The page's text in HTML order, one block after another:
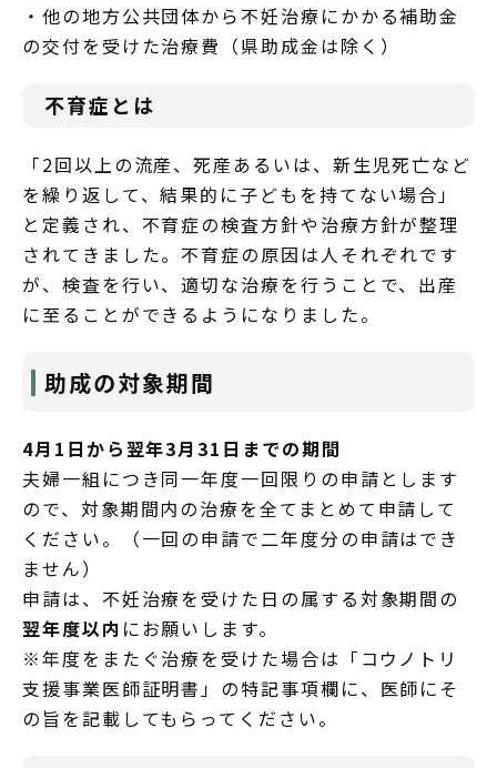
・他の地方公共団体から不妊治療にかかる補助金
の交付を受けた治療費（県助成金は除く）
不育症とは
「2回以上の流産、死産あるいは、新生児死亡など
を繰り返して、結果的に子どもを持てない場合」
と定義され、不育症の検査方針や治療方針が整理
されてきました。不育症の原因は人それぞれです
が、検査を行い、適切な治療を行うことで、出産
に至ることができるようになりました。
助成の対象期間
4月1日から翌年3月31日までの期間
夫婦一組につき同一年度一回限りの申請とします
ので、対象期間内の治療を全てまとめて申請して
ください。（一回の申請で二年度分の申請はでき
ません）
申請は、不妊治療を受けた日の属する対象期間の
翌年度以内 にお願いします。
※年度をまたぐ治療を受けた場合は「コウノトリ
支援事業医師証明書」の特記事項欄に、医師にそ
の旨を記載してもらってください。